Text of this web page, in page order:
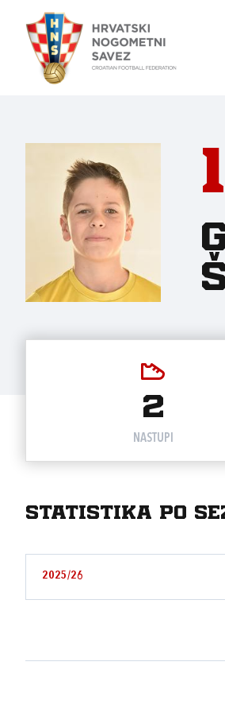
1
2
NASTUPI
Statistika po
2025/26